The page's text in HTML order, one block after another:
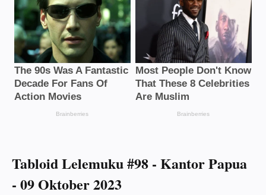
Tabloid Lelemuku #98 - Kantor Papua
- 09 Oktober 2023